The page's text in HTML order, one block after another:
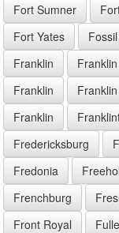
Fort Sumner
Fort Yates
Fossil
Franklin
Franklin
Franklin
Franklin
Franklin
Fredericksburg
Fredonia
Frenchburg
Front Royal